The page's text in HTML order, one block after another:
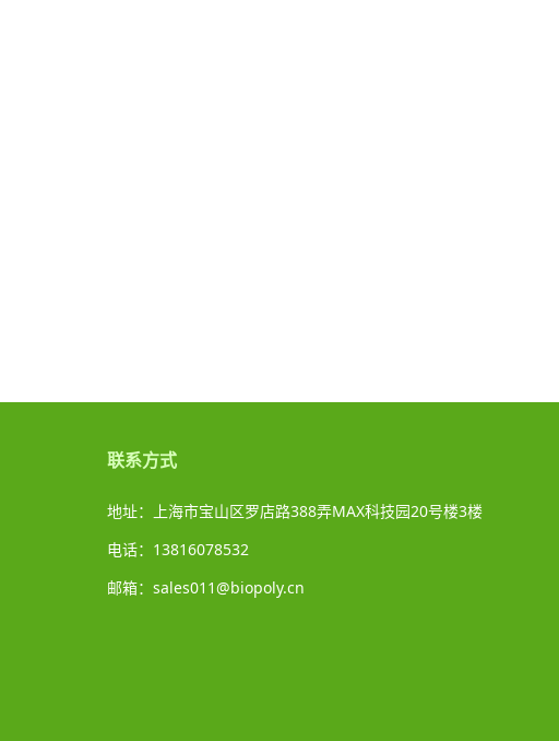
联系方式
地址：上海市宝山区罗店路388弄MAX科技园20号楼3楼
电话：13816078532
邮箱：sales011@biopoly.cn